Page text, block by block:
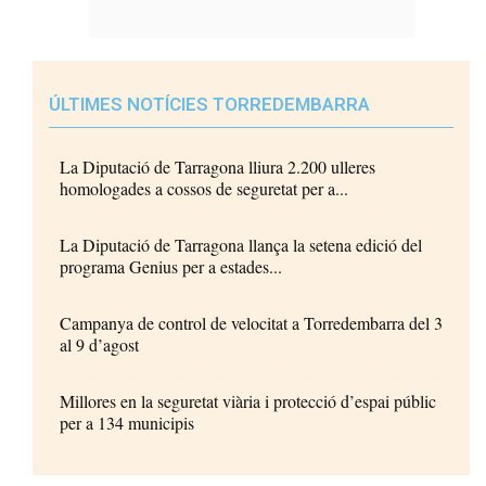
ÚLTIMES NOTÍCIES TORREDEMBARRA
La Diputació de Tarragona lliura 2.200 ulleres
homologades a cossos de seguretat per a...
La Diputació de Tarragona llança la setena edició del
programa Genius per a estades...
Campanya de control de velocitat a Torredembarra del 3
al 9 d’agost
Millores en la seguretat viària i protecció d’espai públic
per a 134 municipis